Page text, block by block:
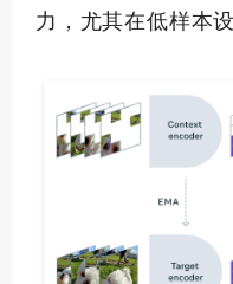
力，尤其在低样本